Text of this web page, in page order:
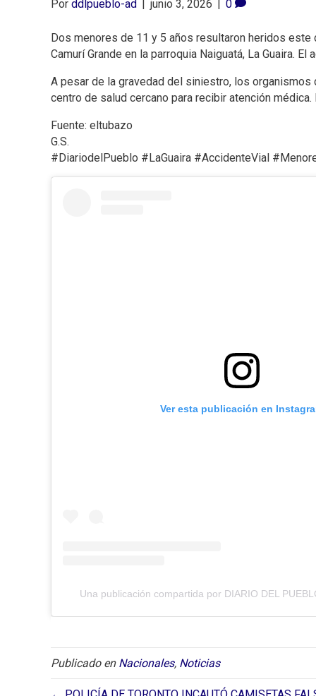
Por ddlpueblo-ad | junio 3, 2026 | 0
Dos menores de 11 y 5 años resultaron heridos
Camurí Grande en la parroquia Naiguatá, La Guaira.
A pesar de la gravedad del siniestro, los
centro de salud cercano para recibir atención
Fuente: eltubazo
G.S.
#DiariodelPueblo #LaGuaira #AccidenteVial
Ver esta publicación en
Una publicación compartida por DIARIO DEL
Publicado en Nacionales, Noticias